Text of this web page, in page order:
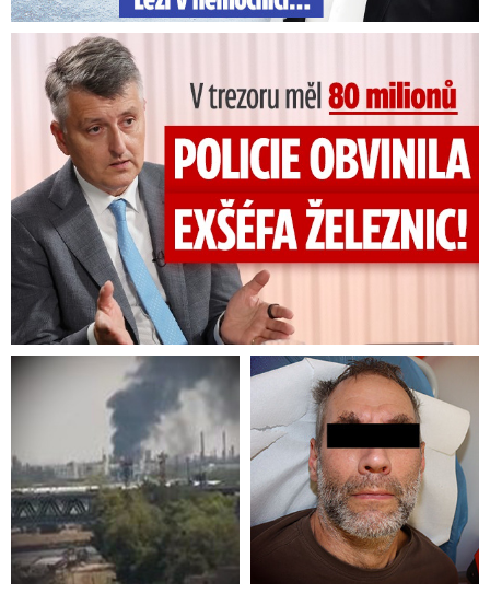
V trezoru měl 80 milionů: Policie obvinila exšéfa železnic!